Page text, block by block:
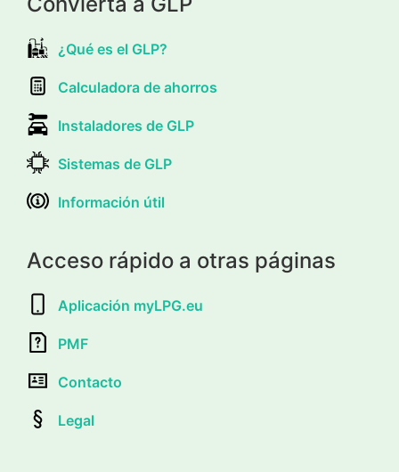
¿Qué es el GLP?
Calculadora de ahorros
Instaladores de GLP
Sistemas de GLP
Información útil
Acceso rápido a otras páginas
Aplicación myLPG.eu
PMF
Contacto
Legal